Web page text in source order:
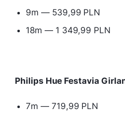
9m — 539,99 PLN
18m — 1 349,99 PLN
Philips Hue Festavia
7m — 719,99 PLN